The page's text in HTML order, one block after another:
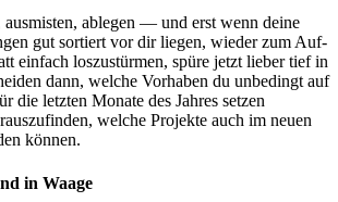
aus­mi­sten, ablegen — und erst wenn deine
gut sor­tiert vor dir liegen, wieder zum Auf­
ein­fach los­zu­stürmen, spüre jetzt lieber tief in
dann, welche Vor­haben du unbe­dingt auf
die letzten Monate des Jahres setzen
welche Pro­jekte auch im neuen
können.
in Waage